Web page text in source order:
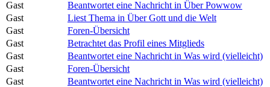
Gast
Beantwortet eine Nachricht in Über Powwow
Gast
Liest Thema in Über Gott und die Welt
Gast
Foren-Übersicht
Gast
Betrachtet das Profil eines Mitglieds
Gast
Beantwortet eine Nachricht in Was wird (vielleicht)
Gast
Foren-Übersicht
Gast
Beantwortet eine Nachricht in Was wird (vielleicht)